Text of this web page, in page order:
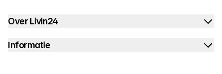
Over Livin24
Informatie